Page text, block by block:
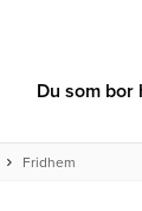
Du som bor
Fridhem